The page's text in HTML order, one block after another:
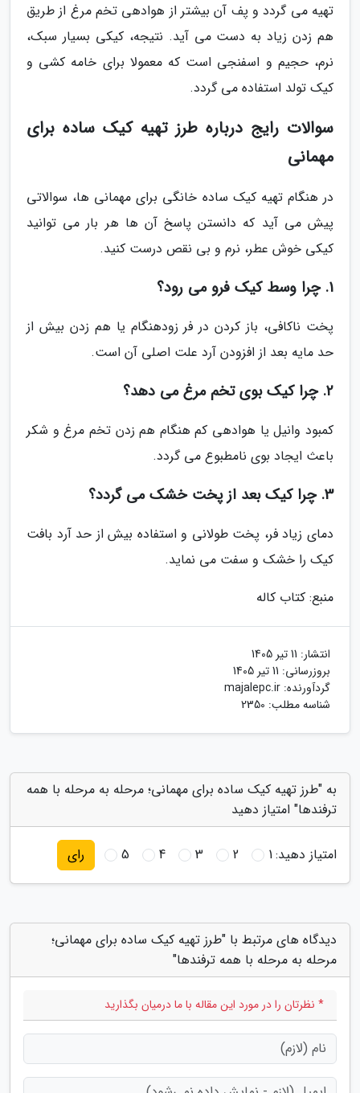
تهیه می گردد و پف آن بیشتر از هوادهی تخم مرغ از طریق
هم زدن زیاد به دست می آید. نتیجه، کیکی بسیار سبک،
نرم، حجیم و اسفنجی است که معمولا برای خامه کشی و
کیک تولد استفاده می گردد.
سوالات رایج درباره طرز تهیه کیک ساده برای
مهمانی
در هنگام تهیه کیک ساده خانگی برای مهمانی ها، سوالاتی
پیش می آید که دانستن پاسخ آن ها هر بار می توانید
کیکی خوش عطر، نرم و بی نقص درست کنید.
1. چرا وسط کیک فرو می رود؟
پخت ناکافی، باز کردن در فر زودهنگام یا هم زدن بیش از
حد مایه بعد از افزودن آرد علت اصلی آن است.
2. چرا کیک بوی تخم مرغ می دهد؟
کمبود وانیل یا هوادهی کم هنگام هم زدن تخم مرغ و شکر
باعث ایجاد بوی نامطبوع می گردد.
3. چرا کیک بعد از پخت خشک می گردد؟
دمای زیاد فر، پخت طولانی و استفاده بیش از حد آرد بافت
کیک را خشک و سفت می نماید.
منبع: کتاب کاله
انتشار: 11 تیر 1405
بروزرسانی: 11 تیر 1405
گردآورنده: majalepc.ir
شناسه مطلب: 2350
به "طرز تهیه کیک ساده برای مهمانی؛ مرحله به مرحله با همه
ترفندها" امتیاز دهید
امتیاز دهید:1
2
3
4
5 رای
دیدگاه های مرتبط با "طرز تهیه کیک ساده برای مهمانی؛
مرحله به مرحله با همه ترفندها"
* نظرتان را در مورد این مقاله با ما درمیان بگذارید